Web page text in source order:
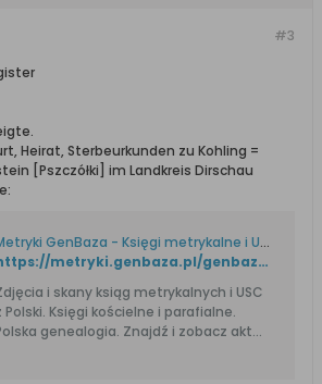
#3
Heirat, Sterbeurkunden zu Kohling =
[Pszczółki] im Landkreis Dirschau
Metryki GenBaza - Księgi metrykalne i USC. Genealogia.
https://metryki.genbaza.pl/genbaza,list,203999,1
i skany ksiąg metrykalnych i USC
Polski. Księgi kościelne i parafialne.
genealogia. Znajdź i zobacz akt